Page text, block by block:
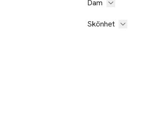
Dam
Skönhet